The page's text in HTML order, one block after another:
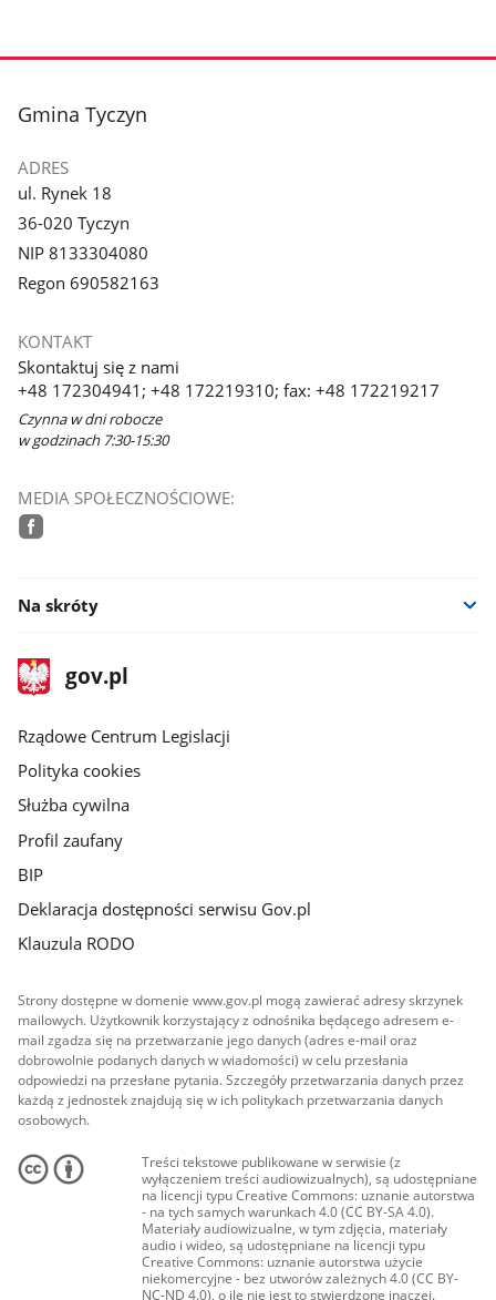
stopka
Gmina Tyczyn
ADRES
ul. Rynek 18
36-020 Tyczyn
NIP 8133304080
Regon 690582163
KONTAKT
Skontaktuj się z nami
+48 172304941; +48 172219310; fax: +48 172219217
Czynna w dni robocze
w godzinach 7:30-15:30
MEDIA SPOŁECZNOŚCIOWE:
Na skróty
stopka
gov.plStrona
gov.pl
Rządowe Centrum Legislacji
Polityka cookies
Służba cywilna
Profil zaufany
BIP
Deklaracja dostępności serwisu Gov.pl
Klauzula RODO
Strony dostępne w domenie www.gov.pl mogą zawierać adresy skrzynek
mailowych. Użytkownik korzystający z odnośnika będącego adresem e-
mail zgadza się na przetwarzanie jego danych (adres e-mail oraz
dobrowolnie podanych danych w wiadomości) w celu przesłania
odpowiedzi na przesłane pytania. Szczegóły przetwarzania danych przez
każdą z jednostek znajdują się w ich politykach przetwarzania danych
osobowych.
Treści tekstowe publikowane w serwisie (z
wyłączeniem treści audiowizualnych), są udostępniane
na licencji typu Creative Commons: uznanie autorstwa
- na tych samych warunkach 4.0 (CC BY-SA 4.0).
Materiały audiowizualne, w tym zdjęcia, materiały
audio i wideo, są udostępniane na licencji typu
Creative Commons: uznanie autorstwa użycie
niekomercyjne - bez utworów zależnych 4.0 (CC BY-
NC-ND 4.0), o ile nie jest to stwierdzone inaczej.